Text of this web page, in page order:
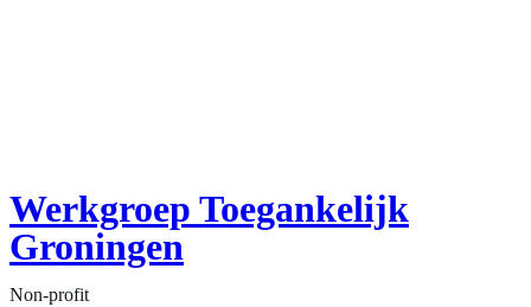
Werkgroep Toegankelijk
Groningen
Non-profit